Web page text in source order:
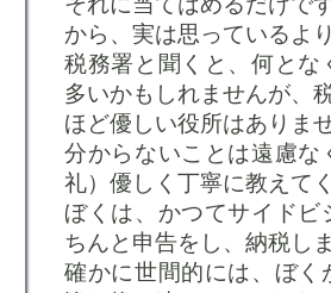
から、実は思っているよ
税務署と聞くと、何と
多いかもしれませんが、
ほど優しい役所はありま
分からないことは遠慮
礼）優しく丁寧に教えて
ぼくは、かつてサイド
ちんと申告をし、納税し
確かに世間的には、ぼ